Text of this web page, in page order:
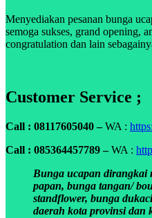
Menyediakan pesanan bunga
semoga sukses, grand opening,
congratulation dan lain
Customer Service ;
Call : 08117605040 –WA :
Call : 085364457789 –WA :
Bunga ucapan dirangkai
papan, bunga tangan/
standflower, bunga
daerah kota provinsi dan